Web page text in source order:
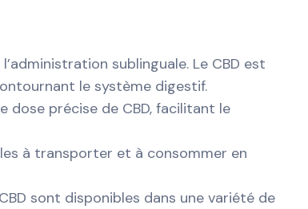
sublinguale. Le CBD est
le système digestif.
dose précise de CBD, facilitant le
à transporter et à consommer en
sont disponibles dans une variété de